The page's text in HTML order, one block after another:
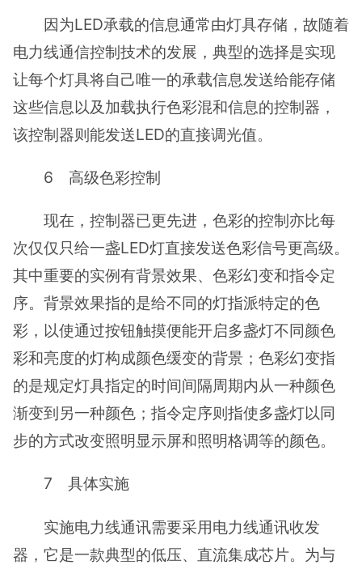
因为LED承载的信息通常由灯具存储，故随着
电力线通信控制技术的发展，典型的选择是实现
让每个灯具将自己唯一的承载信息发送给能存储
这些信息以及加载执行色彩混和信息的控制器，
该控制器则能发送LED的直接调光值。
6 高级色彩控制
现在，控制器已更先进，色彩的控制亦比每
次仅仅只给一盏LED灯直接发送色彩信号更高级。
其中重要的实例有背景效果、色彩幻变和指令定
序。背景效果指的是给不同的灯指派特定的色
彩，以使通过按钮触摸便能开启多盏灯不同颜色
彩和亮度的灯构成颜色缓变的背景；色彩幻变指
的是规定灯具指定的时间间隔周期内从一种颜色
渐变到另一种颜色；指令定序则指使多盏灯以同
步的方式改变照明显示屏和照明格调等的颜色。
7 具体实施
实施电力线通讯需要采用电力线通讯收发
器，它是一款典型的低压、直流集成芯片。为与